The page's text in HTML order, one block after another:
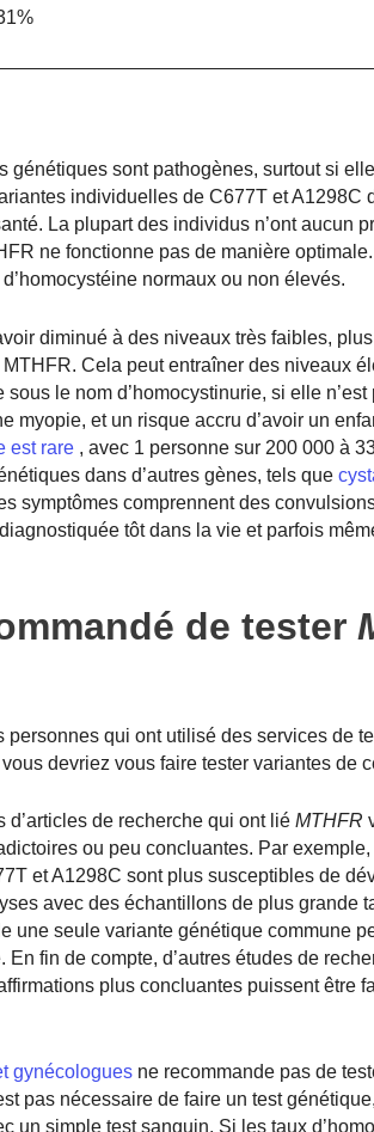
génétiques sont pathogènes, surtout si
individuelles de C677T et A1298C
La plupart des individus n’ont aucun
ne fonctionne pas de manière
normaux ou non élevés.
diminué à des niveaux très faibles,
Cela peut entraîner des niveaux
le nom d’homocystinurie, si elle
myopie, et un risque accru d’avoir un
est rare , avec 1 personne sur 200 000 à
dans d’autres gènes, tels que
symptômes comprennent des
tôt dans la vie et parfois
de tester
personnes qui ont utilisé des services de
devriez vous faire tester variantes de
de recherche qui ont lié MTHFR
ou peu concluantes. Par
et A1298C sont plus susceptibles de
avec des échantillons de plus grande
une seule variante génétique commune
fin de compte, d’autres études de
plus concluantes puissent être
gynécologues ne recommande pas de
pas nécessaire de faire un test
un simple test sanguin. Si les taux